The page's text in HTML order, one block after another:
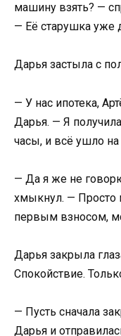
машину взять? —
— Её старушка уже
Дарья застыла с
— У нас ипотека,
Дарья. — Я
часы, и всё ушло
— Да я же не
хмыкнул. — Просто
первым взносом,
Дарья закрыла
Спокойствие.
— Пусть сначала
Дарья и